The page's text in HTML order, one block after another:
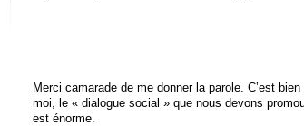
Merci camarade de me donner la parole. C’est
moi, le « dialogue social » que nous devons
est énorme.